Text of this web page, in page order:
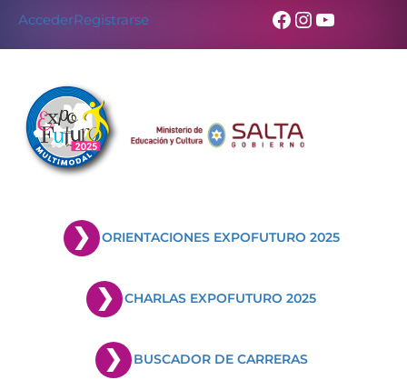
AccederRegistrarse Facebook
Instagram
YouTube
ORIENTACIONES EXPOFUTURO 2025
CHARLAS EXPOFUTURO 2025
BUSCADOR DE CARRERAS